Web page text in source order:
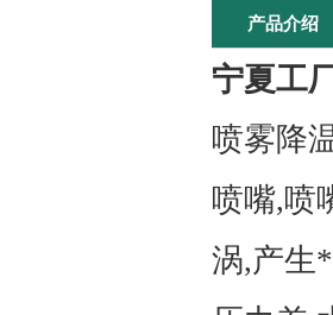
产品介绍
宁夏工
喷雾降
喷嘴,喷
涡,产生